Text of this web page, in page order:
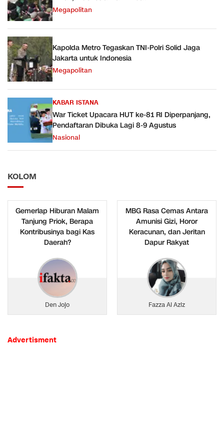
Megapolitan
Kapolda Metro Tegaskan TNI-Polri Solid Jaga
Jakarta untuk Indonesia
Megapolitan
KABAR ISTANA
War Ticket Upacara HUT ke-81 RI Diperpanjang,
Pendaftaran Dibuka Lagi 8-9 Agustus
Nasional
KOLOM
Gemerlap Hiburan Malam
Tanjung Priok, Berapa
Kontribusinya bagi Kas
Daerah?
Den Jojo
MBG Rasa Cemas Antara
Amunisi Gizi, Horor
Keracunan, dan Jeritan
Dapur Rakyat
Fazza Al Aziz
Advertisment